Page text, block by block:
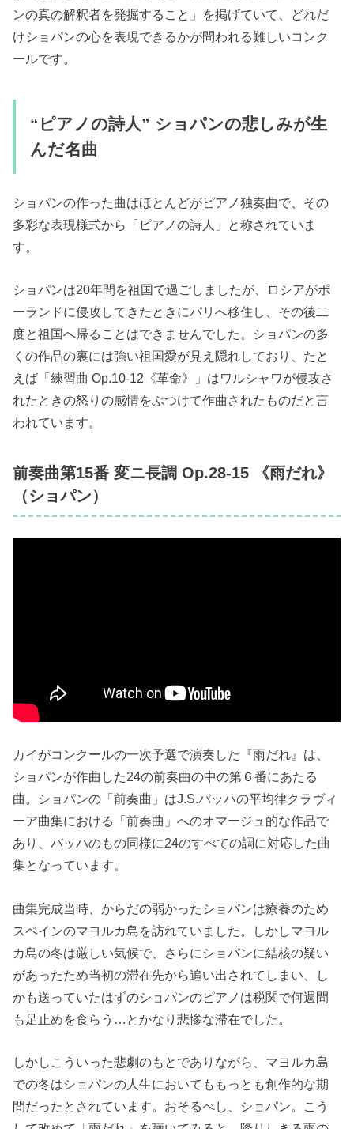
ンの真の解釈者を発掘すること」を掲げていて、どれだ
けショパンの心を表現できるかが問われる難しいコンク
ールです。
“ピアノの詩人” ショパンの悲しみが生
んだ名曲
ショパンの作った曲はほとんどがピアノ独奏曲で、その
多彩な表現様式から「ピアノの詩人」と称されていま
す。
ショパンは20年間を祖国で過ごしましたが、ロシアがポ
ーランドに侵攻してきたときにパリへ移住し、その後二
度と祖国へ帰ることはできませんでした。ショパンの多
くの作品の裏には強い祖国愛が見え隠れしており、たと
えば「練習曲 Op.10-12《革命》」はワルシャワが侵攻さ
れたときの怒りの感情をぶつけて作曲されたものだと言
われています。
前奏曲第15番 変ニ長調 Op.28-15 《雨だれ》
（ショパン）
カイがコンクールの一次予選で演奏した『雨だれ』は、
ショパンが作曲した24の前奏曲の中の第６番にあたる
曲。ショパンの「前奏曲」はJ.S.バッハの平均律クラヴィ
ーア曲集における「前奏曲」へのオマージュ的な作品で
あり、バッハのもの同様に24のすべての調に対応した曲
集となっています。
曲集完成当時、からだの弱かったショパンは療養のため
スペインのマヨルカ島を訪れていました。しかしマヨル
カ島の冬は厳しい気候で、さらにショパンに結核の疑い
があったため当初の滞在先から追い出されてしまい、し
かも送っていたはずのショパンのピアノは税関で何週間
も足止めを食らう…とかなり悲惨な滞在でした。
しかしこういった悲劇のもとでありながら、マヨルカ島
での冬はショパンの人生においてももっとも創作的な期
間だったとされています。おそるべし、ショパン。こう